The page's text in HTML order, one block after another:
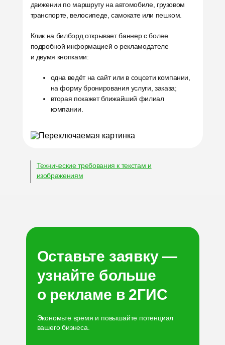
движении по маршруту на автомобиле, грузовом
транспорте, велосипеде, самокате или пешком.
Клик на билборд открывает баннер с более
подробной информацией о рекламодателе
и двумя кнопками:
одна ведёт на сайт или в соцсети компании,
на форму бронирования услуги, заказа;
вторая покажет ближайший филиал
компании.
Технические требования к текстам и
изображениям
Оставьте заявку —
узнайте больше
о рекламе в 2ГИС
Экономьте время и повышайте потенциал
вашего бизнеса.